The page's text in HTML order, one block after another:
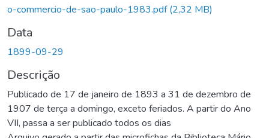
o-commercio-de-sao-paulo-1983.pdf(2,32 MB)
Data
1899-09-29
Descrição
Publicado de 17 de janeiro de 1893 a 31 de dezembro de
1907 de terça a domingo, exceto feriados. A partir do Ano
VII, passa a ser publicado todos os dias